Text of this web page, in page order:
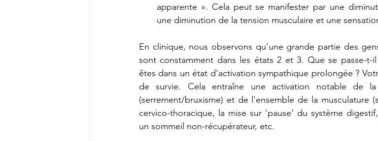
apparente ». Cela peut se manifester par une
une diminution de la tension musculaire et une
En clinique, nous observons qu'une grande partie des
sont constamment dans les états 2 et 3. Que se passe-t-
êtes dans un état d'activation sympathique prolongée ?
de survie. Cela entraîne une activation notable de
(serrement/bruxisme) et de l'ensemble de la musculature
cervico-thoracique, la mise sur 'pause' du système
un sommeil non-récupérateur, etc.